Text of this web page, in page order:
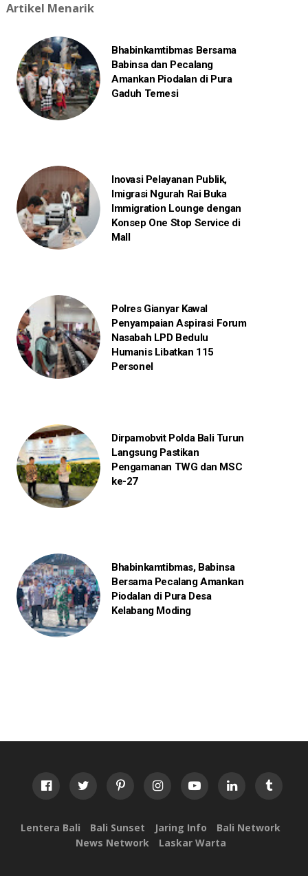
Artikel Menarik
Bhabinkamtibmas Bersama
Babinsa dan Pecalang
Amankan Piodalan di Pura
Gaduh Temesi
Inovasi Pelayanan Publik,
Imigrasi Ngurah Rai Buka
Immigration Lounge dengan
Konsep One Stop Service di
Mall
Polres Gianyar Kawal
Penyampaian Aspirasi Forum
Nasabah LPD Bedulu
Humanis Libatkan 115
Personel
Dirpamobvit Polda Bali Turun
Langsung Pastikan
Pengamanan TWG dan MSC
ke-27
Bhabinkamtibmas, Babinsa
Bersama Pecalang Amankan
Piodalan di Pura Desa
Kelabang Moding
Lentera Bali Bali Sunset Jaring Info
Bali Network
News Network
Laskar Warta